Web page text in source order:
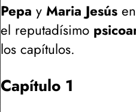
Pepa y Maria Jesús
el reputadísimo
los capítulos.
Capítulo 1